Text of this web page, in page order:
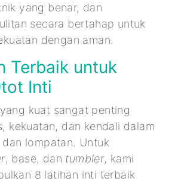
yang benar, dan
secara bertahap untuk
dengan aman.
Terbaik untuk
Inti
kuat sangat penting
kekuatan, dan kendali dalam
dan lompatan. Untuk
, base, dan tumbler, kami
8 latihan inti terbaik